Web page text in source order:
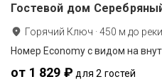
Гостевой дом
Горячий Ключ ·450 м до
Номер Economy с видом на
от 1 829 ₽ для 2 гостей